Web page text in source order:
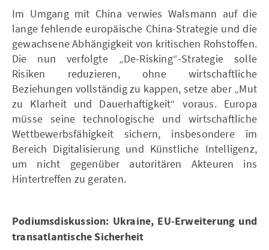
Im Umgang mit China verwies Walsmann auf die
lange fehlende europäische China-Strategie und die
gewachsene Abhängigkeit von kritischen Rohstoffen.
Die nun verfolgte „De-Risking“-Strategie solle
Risiken reduzieren, ohne wirtschaftliche
Beziehungen vollständig zu kappen, setze aber „Mut
zu Klarheit und Dauerhaftigkeit“ voraus. Europa
müsse seine technologische und wirtschaftliche
Wettbewerbsfähigkeit sichern, insbesondere im
Bereich Digitalisierung und Künstliche Intelligenz,
um nicht gegenüber autoritären Akteuren ins
Hintertreffen zu geraten.
Podiumsdiskussion: Ukraine, EU‑Erweiterung und
transatlantische Sicherheit